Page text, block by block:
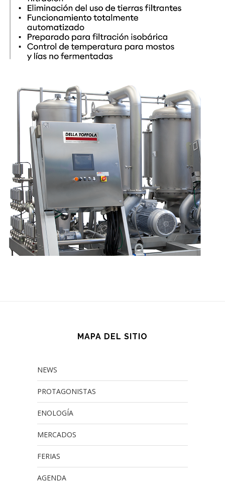
MAPA DEL SITIO
NEWS
PROTAGONISTAS
ENOLOGÍA
MERCADOS
FERIAS
AGENDA